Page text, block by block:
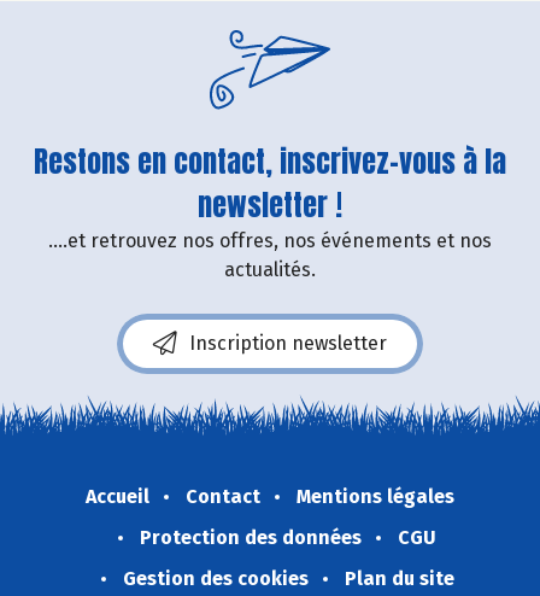
Restons en contact, inscrivez-vous à la
newsletter !
....et retrouvez nos offres, nos événements et nos
actualités.
Inscription newsletter
Accueil Contact
Mentions légales
Protection des données
CGU
Gestion des cookies
Plan du site